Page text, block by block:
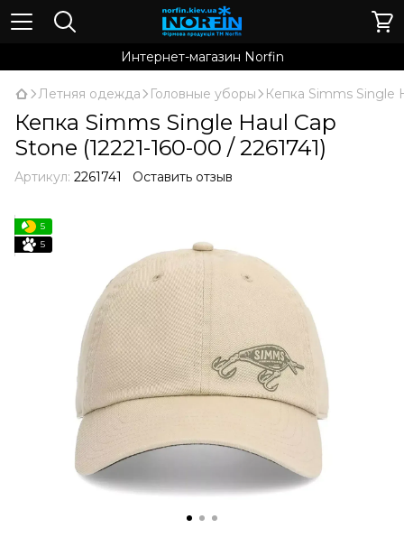
Интернет-магазин Norfin
Летняя одежда Головные уборы Кепка Simms Single
Кепка Simms Single Haul Cap
Stone (12221-160-00 / 2261741)
Артикул: 2261741 Оставить отзыв
5
5